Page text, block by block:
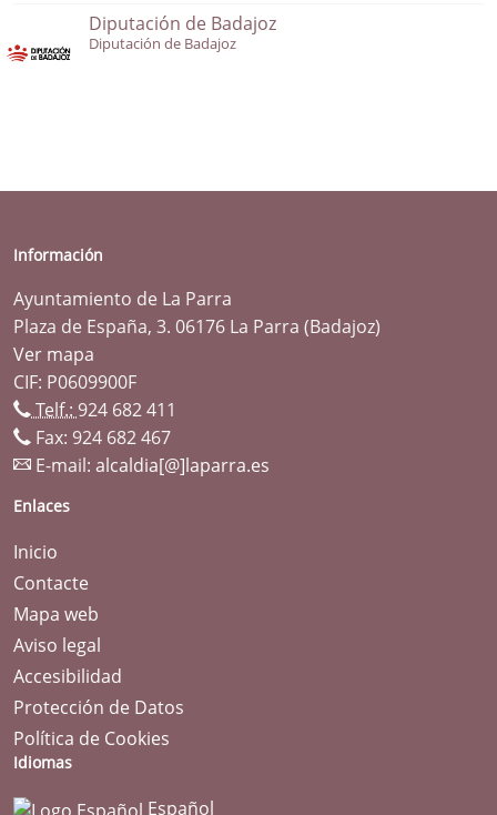
Diputación de Badajoz
Diputación de Badajoz
Información
Ayuntamiento de La Parra
Plaza de España, 3. 06176 La Parra (Badajoz)
Ver mapa
CIF: P0609900F
Telf.: 924 682 411
Fax: 924 682 467
E-mail: alcaldia[@]laparra.es
Enlaces
Inicio
Contacte
Mapa web
Aviso legal
Accesibilidad
Protección de Datos
Política de Cookies
Idiomas
Español